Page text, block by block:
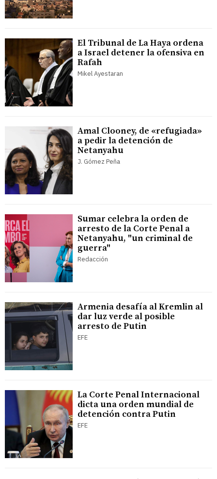
El Tribunal de La Haya ordena
a Israel detener la ofensiva en
Rafah
Mikel Ayestaran
Amal Clooney, de «refugiada»
a pedir la detención de
Netanyahu
J. Gómez Peña
Sumar celebra la orden de
arresto de la Corte Penal a
Netanyahu, "un criminal de
guerra"
Redacción
Armenia desafía al Kremlin al
dar luz verde al posible
arresto de Putin
EFE
La Corte Penal Internacional
dicta una orden mundial de
detención contra Putin
EFE